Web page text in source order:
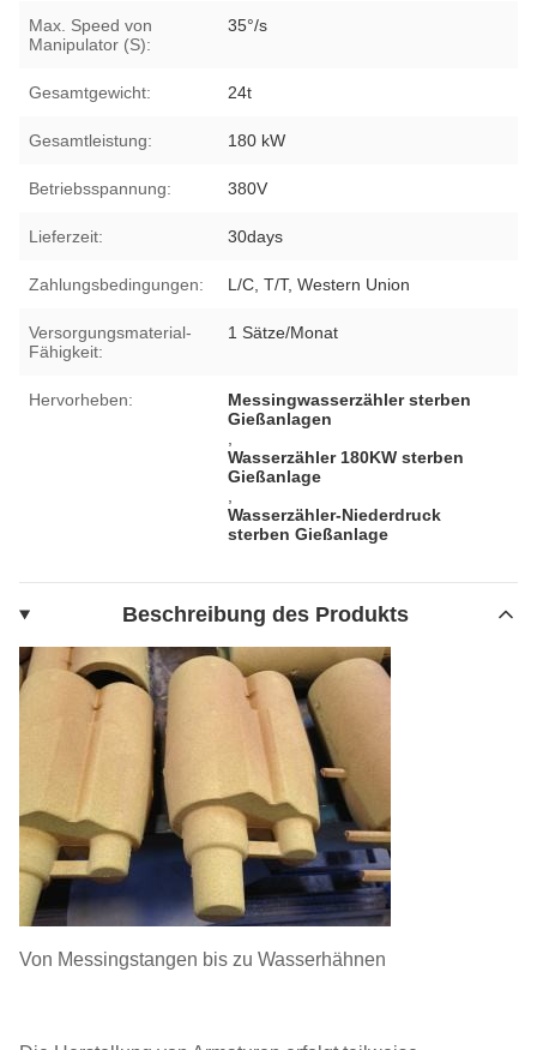
Max. Speed von
Manipulator (S):
35°/s
Gesamtgewicht: 24t
Gesamtleistung: 180 kW
Betriebsspannung: 380V
Lieferzeit: 30days
Zahlungsbedingungen: L/C, T/T, Western Union
Versorgungsmaterial-
Fähigkeit:
1 Sätze/Monat
Hervorheben:
Messingwasserzähler sterben
Gießanlagen
Wasserzähler 180KW sterben
Gießanlage
Wasserzähler-Niederdruck
sterben Gießanlage
Beschreibung des Produkts
Von Messingstangen bis zu Wasserhähnen